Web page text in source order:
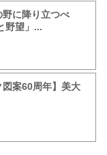
野に降り立つべ
野望」...
図案60周年】美大